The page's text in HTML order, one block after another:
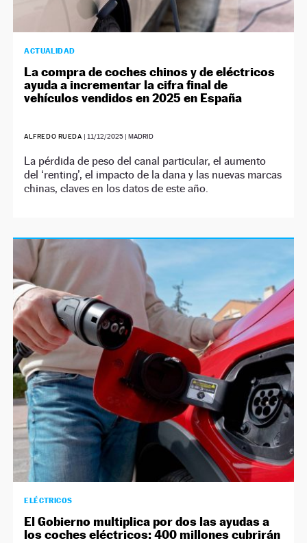
ACTUALIDAD
La compra de coches chinos y de eléctricos
ayuda a incrementar la cifra final de
vehículos vendidos en 2025 en España
ALFREDO RUEDA |11/12/2025 | MADRID
La pérdida de peso del canal particular, el aumento
del ‘renting’, el impacto de la dana y las nuevas marcas
chinas, claves en los datos de este año.
ELÉCTRICOS
El Gobierno multiplica por dos las ayudas a
los coches eléctricos: 400 millones cubrirán